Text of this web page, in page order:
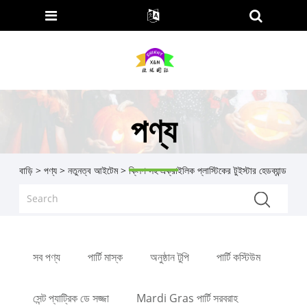
পণ্য
বাড়ি > পণ্য> নতুনত্ব আইটেম> ক্লিপ সহ এক্রাইলিক প্লাস্টিকের টুইস্টার হেডব্যান্ড
সব পণ্য পার্টি মাস্ক অনুষ্ঠান টুপি পার্টি কস্টিউম
সেন্ট প্যাট্রিক ডে সজ্জা Mardi Gras পার্টি সরবরাহ